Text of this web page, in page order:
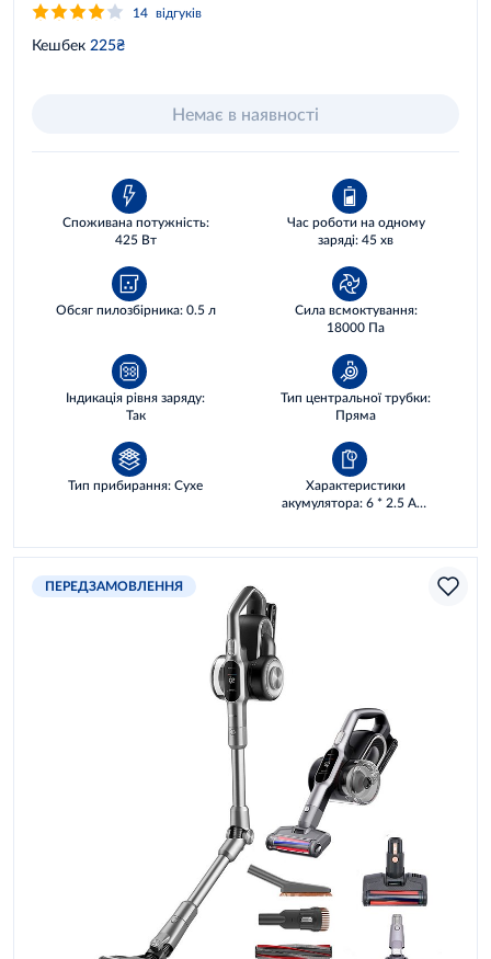
14 відгуків
Кешбек 225₴
Немає в наявності
Споживана потужність:
425 Вт
Час роботи на одному
заряді: 45 хв
Обсяг пилозбірника: 0.5 л
Сила всмоктування:
18000 Па
Індикація рівня заряду:
Так
Тип центральної трубки:
Пряма
Тип прибирання: Сухе
Характеристики
акумулятора: 6 * 2.5 AH,
ПЕРЕДЗАМОВЛЕННЯ